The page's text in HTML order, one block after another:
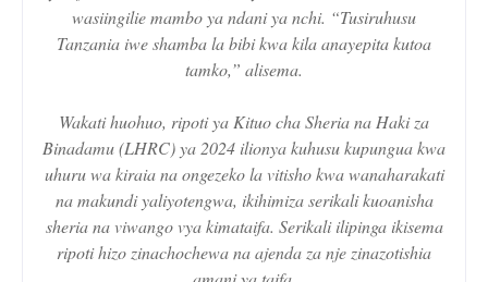
wasiingilie mambo ya ndani ya nchi. “Tusiruhusu
Tanzania iwe shamba la bibi kwa kila anayepita kutoa
tamko,” alisema.
Wakati huohuo, ripoti ya Kituo cha Sheria na Haki za
Binadamu (LHRC) ya 2024 ilionya kuhusu kupungua kwa
uhuru wa kiraia na ongezeko la vitisho kwa wanaharakati
na makundi yaliyotengwa, ikihimiza serikali kuoanisha
sheria na viwango vya kimataifa. Serikali ilipinga ikisema
ripoti hizo zinachochewa na ajenda za nje zinazotishia